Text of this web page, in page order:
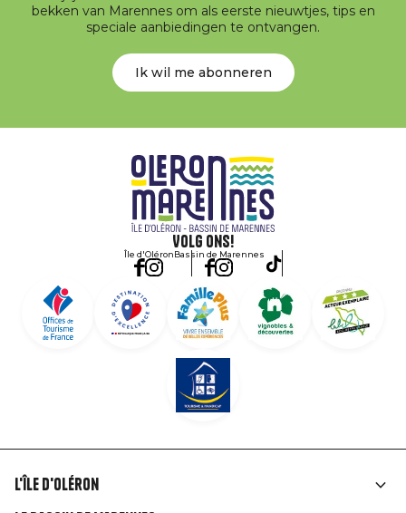
bekken van Marennes om als eerste nieuwtjes, tips en
speciale aanbiedingen te ontvangen.
Ik wil me abonneren
Volg ons!
Île d'OléronBassin de Marennes
Liens
L'île d'Oléron